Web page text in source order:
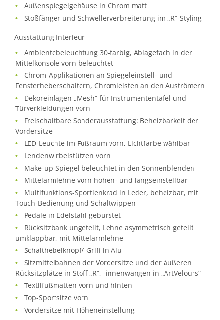
Außenspiegelgehäuse in Chrom matt
Stoßfänger und Schwellerverbreiterung im „R“-Styling
Ausstattung Interieur
Ambientebeleuchtung 30-farbig, Ablagefach in der
Mittelkonsole vorn beleuchtet
Chrom-Applikationen an Spiegeleinstell- und
Fensterheberschaltern, Chromleisten an den Auströmern
Dekoreinlagen „Mesh“ für Instrumententafel und
Türverkleidungen vorn
Freischaltbare Sonderausstattung: Beheizbarkeit der
Vordersitze
LED-Leuchte im Fußraum vorn, Lichtfarbe wählbar
Lendenwirbelstützen vorn
Make-up-Spiegel beleuchtet in den Sonnenblenden
Mittelarmlehne vorn höhen- und längseinstellbar
Multifunktions-Sportlenkrad in Leder, beheizbar, mit
Touch-Bedienung und Schaltwippen
Pedale in Edelstahl gebürstet
Rücksitzbank ungeteilt, Lehne asymmetrisch geteilt
umklappbar, mit Mittelarmlehne
Schalthebelknopf/-Griff in Alu
Sitzmittelbahnen der Vordersitze und der äußeren
Rücksitzplätze in Stoff „R“, -innenwangen in „ArtVelours“
Textilfußmatten vorn und hinten
Top-Sportsitze vorn
Vordersitze mit Höheneinstellung